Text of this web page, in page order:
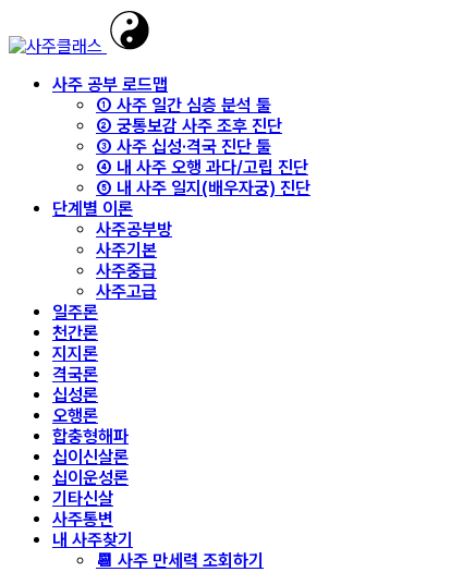
사주 공부 로드맵
① 사주 일간 심층 분석 툴
② 궁통보감 사주 조후 진단
③ 사주 십성·격국 진단 툴
④ 내 사주 오행 과다/고립 진단
⑤ 내 사주 일지(배우자궁) 진단
단계별 이론
사주공부방
사주기본
사주중급
사주고급
일주론
천간론
지지론
격국론
십성론
오행론
합충형해파
십이신살론
십이운성론
기타신살
사주통변
내 사주찾기
📆 사주 만세력 조회하기